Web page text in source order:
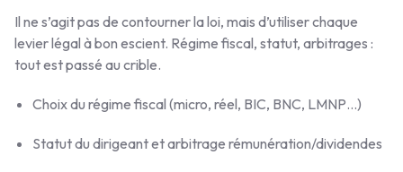
Il ne s’agit pas de contourner la loi, mais d’utiliser chaque
levier légal à bon escient. Régime fiscal, statut, arbitrages :
tout est passé au crible.
Choix du régime fiscal (micro, réel, BIC, BNC, LMNP…)
Statut du dirigeant et arbitrage rémunération/dividendes